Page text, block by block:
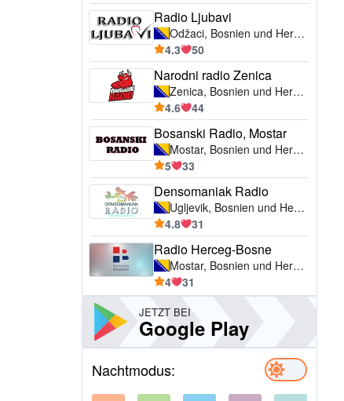
Radio Ljubavi
Odžaci, Bosnien und Herzegowina
4.3
50
Narodni radio Zenica
Zenica, Bosnien und Herzegowina
4.6
44
Bosanski Radio, Mostar
Mostar, Bosnien und Herzegowina
5
33
Densomaniak Radio
Ugljevik, Bosnien und Herzegowina
4.8
31
Radio Herceg-Bosne
Mostar, Bosnien und Herzegowina
4
31
JETZT BEI
Google Play
Nachtmodus: